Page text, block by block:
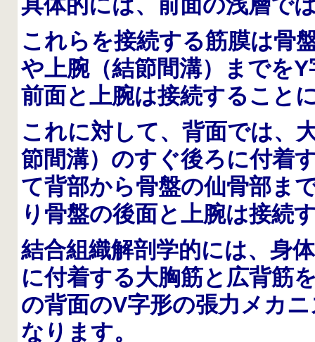
これらを接続する筋膜は骨
や上腕（結節間溝）までを
前面と上腕は接続すること
これに対して、背面では、
節間溝）のすぐ後ろに付着
て背部から骨盤の仙骨部ま
り骨盤の後面と上腕は接続
結合組織解剖学的には、身
に付着する大胸筋と広背筋
の背面のV字形の張力メカ
なります。